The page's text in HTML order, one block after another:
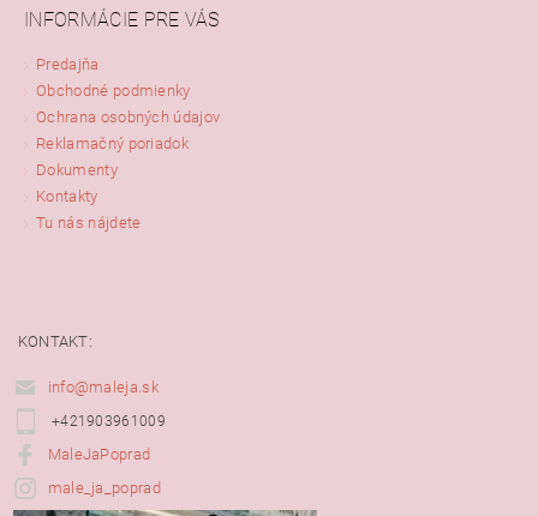
INFORMÁCIE PRE VÁS
Predajňa
Obchodné podmienky
Ochrana osobných údajov
Reklamačný poriadok
Dokumenty
Kontakty
Tu nás nájdete
KONTAKT:
info@maleja.sk
+421903961009
MaleJaPoprad
male_ja_poprad